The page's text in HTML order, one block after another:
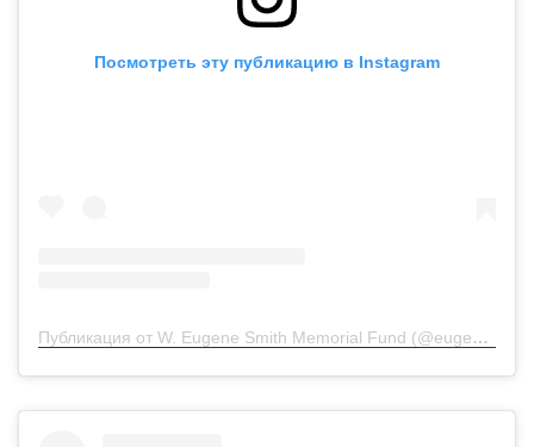
Посмотреть эту публикацию в Instagram
Публикация от W. Eugene Smith Memorial Fund (@eugenesmithfund)